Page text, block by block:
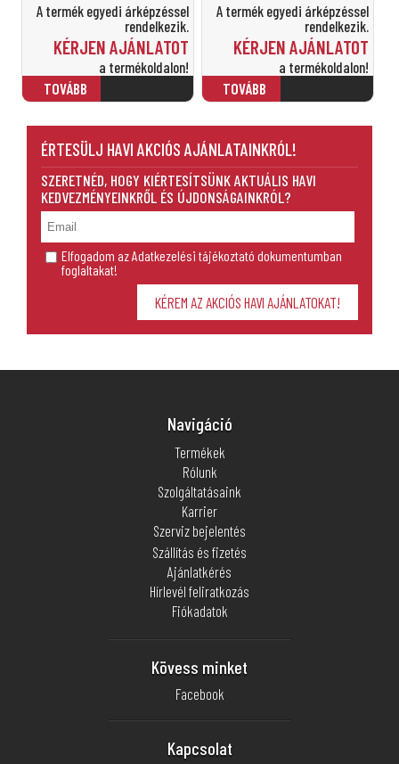
A termék egyedi árképzéssel
rendelkezik.
KÉRJEN AJÁNLATOT
a termékoldalon!
A termék egyedi árképzéssel
rendelkezik.
KÉRJEN AJÁNLATOT
a termékoldalon!
ÉRTESÜLJ HAVI AKCIÓS AJÁNLATAINKRÓL!
SZERETNÉD, HOGY KIÉRTESÍTSÜNK AKTUÁLIS HAVI
KEDVEZMÉNYEINKRŐL ÉS ÚJDONSÁGAINKRÓL?
Elfogadom az Adatkezelési tájékoztató dokumentumban
foglaltakat!
Navigáció
Termékek
Rólunk
Szolgáltatásaink
Karrier
Szerviz bejelentés
Szállítás és fizetés
Ajánlatkérés
Hírlevél feliratkozás
Fiókadatok
Kövess minket
Facebook
Kapcsolat